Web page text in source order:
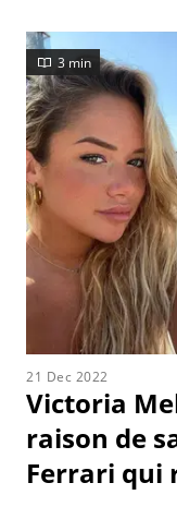
3 min
21 Dec 2022
Victoria
raison de
Ferrari qui